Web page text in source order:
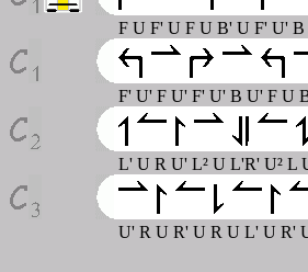
F U F' U F U B' U F' U' B
F' U' F U' F' U' B U' F U
L' U R U' L² U L'R' U² L
U' R U R' U R U L' U R'